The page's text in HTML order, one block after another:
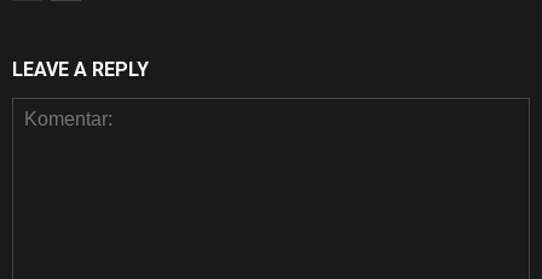
LEAVE A REPLY